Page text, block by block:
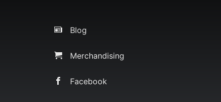
Blog
Merchandising
Facebook